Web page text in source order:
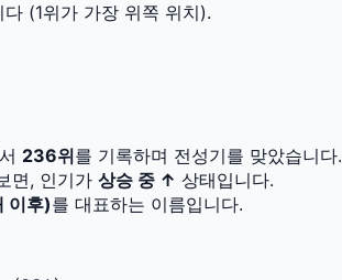
(1위가 가장 위쪽 위치).
236위를 기록하며 전성기를 맞았습니다.
면, 인기가 상승 중 ↑ 상태입니다.
이후)를 대표하는 이름입니다.